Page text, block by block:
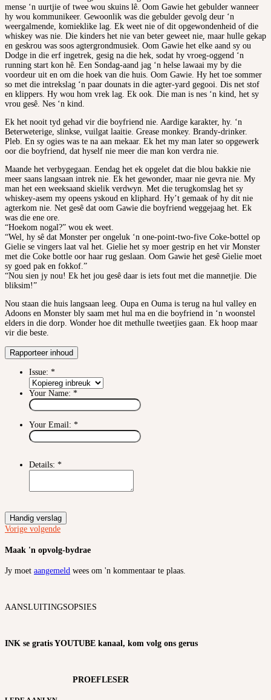
mense ‘n uurtjie of twee wou skuins lê. Oom Gawie het gebulder wanneer
hy wou kommunikeer. Gewoonlik was die gebulder gevolg deur ‘n
weergalmende, komieklike lag. Ek weet nie of dit opgewondenheid of die
whiskey was nie. Die kinders het nie van beter geweet nie, maar hulle gekap
en geskrou was soos agtergrondmusiek. Oom Gawie het elke aand sy ou
Dodge in die erf ingetrek, gesig na die hek, sodat hy vroeg-oggend ‘n
running start kon hê. Een Sondag-aand jag ‘n helse lawaai my by die
voordeur uit en om die hoek van die huis. Oom Gawie. Hy het toe sommer
so met die intrekslag ‘n paar dounats in die agter-yard gegooi. Dis net stof
en klippers. Hy wou hom vrek lag. Ek ook. Die man is nes ‘n kind, het sy
vrou gesê. Nes ‘n kind.
Ek het nooit tyd gehad vir die boyfriend nie. Aardige karakter, hy. ‘n
Beterweterige, slinkse, vuilgat laaitie. Grease monkey. Brandy-drinker.
Pleb. En sy ogies was te na aan mekaar. Ek het my man later so opgewerk
oor die boyfriend, dat hyself nie meer die man kon verdra nie.
Maande het verbygegaan. Eendag het ek opgelet dat die blou bakkie nie
meer saans langsaan intrek nie. Ek het gewonder, maar nie gevra nie. My
man het een weeksaand skielik verdwyn. Met die terugkomslag het sy
whiskey-asem my opeens yskoud en kliphard. Hy’t gemaak of hy dit nie
agterkom nie. Net gesê dat oom Gawie die boyfriend weggejaag het. Ek
was die ene ore.
“Hoekom nogal?” wou ek weet.
“Wel, hy sê dat Monster per ongeluk ‘n one-point-two-five Coke-bottel op
Gielie se vingers laat val het. Gielie het sy moer gestrip en het vir Monster
met die Coke bottle oor haar rug geslaan. Oom Gawie het gesê Gielie moet
sy goed pak en fokkof.”
“Nou sien jy nou! Ek het jou gesê daar is iets fout met die mannetjie. Die
bliksim!”
Nou staan die huis langsaan leeg. Oupa en Ouma is terug na hul valley en
Adoons en Monster bly saam met hul ma en die boyfriend in ‘n woonstel
elders in die dorp. Wonder hoe dit methulle tweetjies gaan. Ek hoop maar
vir die beste.
Rapporteer inhoud
Issue: *
Your Name: *
Your Email: *
Details: *
Handig verslag
Vorige volgende
Maak 'n opvolg-bydrae
Jy moet aangemeld wees om 'n kommentaar te plaas.
AANSLUITINGSOPSIES
INK se gratis YOUTUBE kanaal, kom volg ons gerus
PROEFLESER